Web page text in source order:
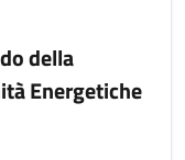
della
Energetiche